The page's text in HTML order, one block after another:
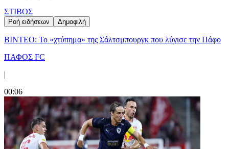
ΣΤΙΒΟΣ
Ροή ειδήσεων Δημοφιλή
ΒΙΝΤΕΟ: Το «χτύπημα» της Σάλτσμπουργκ που λύγισε την Πάφο
ΠΑΦΟΣ FC
|
00:06